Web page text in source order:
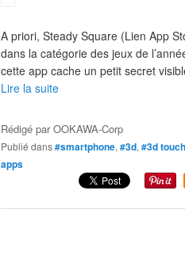
A priori, Steady Square (Lien App
dans la catégorie des jeux de
cette app cache un petit secret
Lire la suite
Rédigé parOOKAWA-Corp
Publié dans#smartphone, #3d, #3d touch
apps